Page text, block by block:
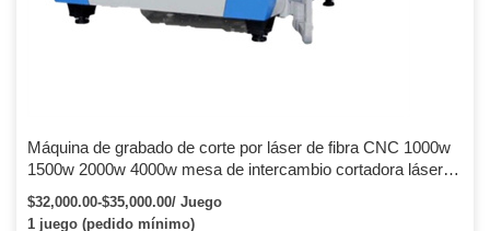
Máquina de grabado de corte por láser de fibra CNC 1000w
1500w 2000w 4000w mesa de intercambio cortadora láser
de fibra para metal oro aluminio
$32,000.00-$35,000.00/ Juego
1 juego (pedido mínimo)